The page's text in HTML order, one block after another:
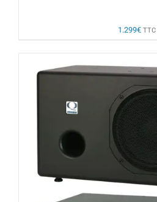
1.299€ TTC